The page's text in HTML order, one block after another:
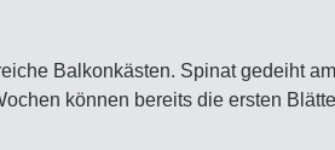
Balkonkästen. Spinat gedeiht
können bereits die ersten